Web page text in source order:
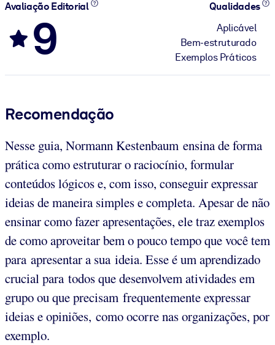
Avaliação Editorial
9
Qualidades
Aplicável
Bem-estruturado
Exemplos Práticos
Recomendação
Nesse guia, Normann Kestenbaum ensina de forma
prática como estruturar o raciocínio, formular
conteúdos lógicos e, com isso, conseguir expressar
ideias de maneira simples e completa. Apesar de não
ensinar como fazer apresentações, ele traz exemplos
de como aproveitar bem o pouco tempo que você tem
para apresentar a sua ideia. Esse é um aprendizado
crucial para todos que desenvolvem atividades em
grupo ou que precisam frequentemente expressar
ideias e opiniões, como ocorre nas organizações, por
exemplo.